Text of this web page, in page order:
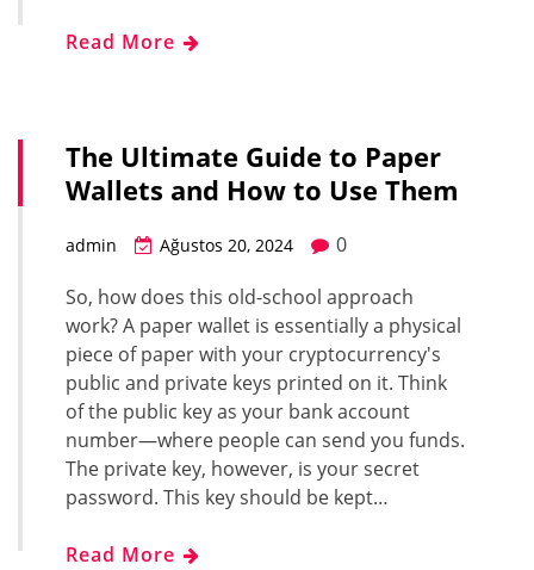
Read More
The Ultimate Guide to Paper
Wallets and How to Use Them
admin Ağustos 20, 2024
0
So, how does this old-school approach
work? A paper wallet is essentially a physical
piece of paper with your cryptocurrency's
public and private keys printed on it. Think
of the public key as your bank account
number—where people can send you funds.
The private key, however, is your secret
password. This key should be kept…
Read More